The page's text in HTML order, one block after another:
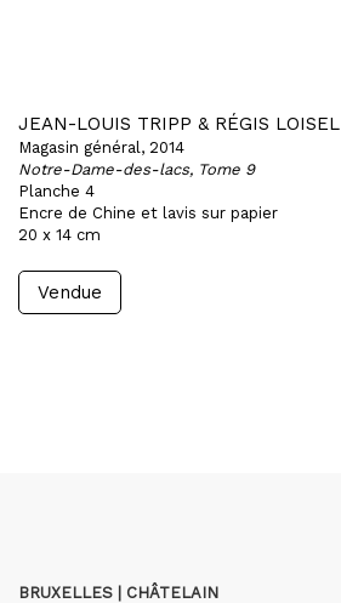
JEAN-LOUIS TRIPP & RÉGIS LOISEL
Magasin général, 2014
Notre-Dame-des-lacs, Tome 9
Planche 4
Encre de Chine et lavis sur papier
20 x 14 cm
Vendue
BRUXELLES | CHÂTELAIN